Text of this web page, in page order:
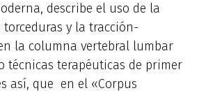
describe el uso de la
y la tracción-
la columna vertebral lumbar
técnicas terapéuticas de primer
así, que en el «Corpus